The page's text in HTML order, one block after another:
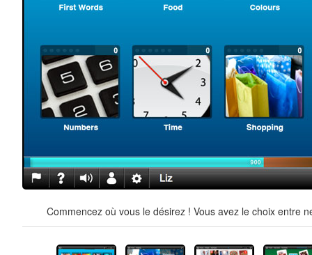
Commencez où vous le désirez ! Vous avez le choix entre